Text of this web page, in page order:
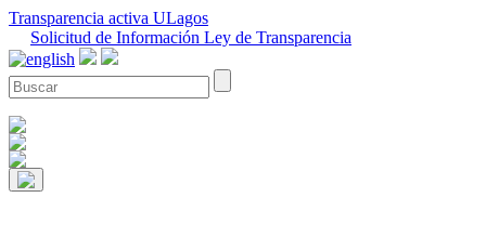
Transparencia activa ULagos
Solicitud de Información Ley de Transparencia